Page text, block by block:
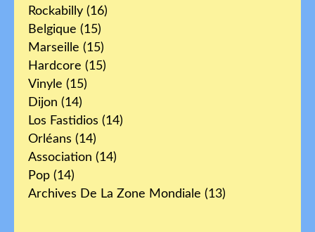
Rockabilly (16)
Belgique (15)
Marseille (15)
Hardcore (15)
Vinyle (15)
Dijon (14)
Los Fastidios (14)
Orléans (14)
Association (14)
Pop (14)
Archives De La Zone Mondiale (13)